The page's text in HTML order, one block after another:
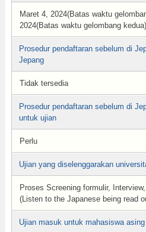
Maret 4, 2024(Batas waktu
2024(Batas waktu gelombang kedua)
Prosedur pendaftaran sebelum di
Jepang
Tidak tersedia
Prosedur pendaftaran sebelum di
untuk ujian
Perlu
Ujian yang diselenggarakan
Proses Screening formulir,
(Listen to the Japanese being read
Ujian masuk untuk mahasiswa